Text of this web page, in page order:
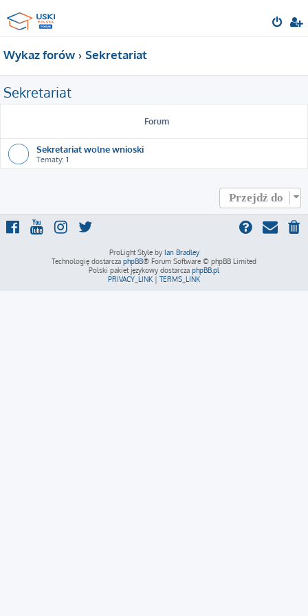
Wykaz forów Sekretariat
Sekretariat
Forum
Sekretariat wolne wnioski
Tematy: 1
Przejdź do
ProLight Style by Ian Bradley
Technologię dostarcza phpBB® Forum Software © phpBB Limited
Polski pakiet językowy dostarcza phpBB.pl
PRIVACY_LINK | TERMS_LINK